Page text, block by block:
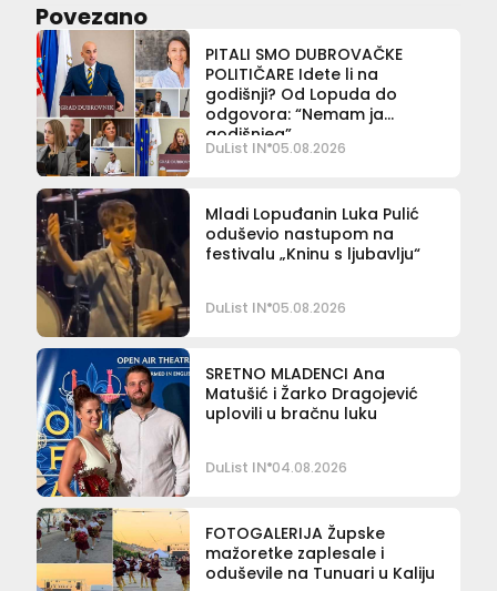
Povezano
PITALI SMO DUBROVAČKE
POLITIČARE Idete li na
godišnji? Od Lopuda do
odgovora: “Nemam ja
godišnjeg”
DuList IN 05.08.2026
Mladi Lopuđanin Luka Pulić
oduševio nastupom na
festivalu „Kninu s ljubavlju“
DuList IN 05.08.2026
SRETNO MLADENCI Ana
Matušić i Žarko Dragojević
uplovili u bračnu luku
DuList IN 04.08.2026
FOTOGALERIJA Župske
mažoretke zaplesale i
oduševile na Tunuari u Kaliju